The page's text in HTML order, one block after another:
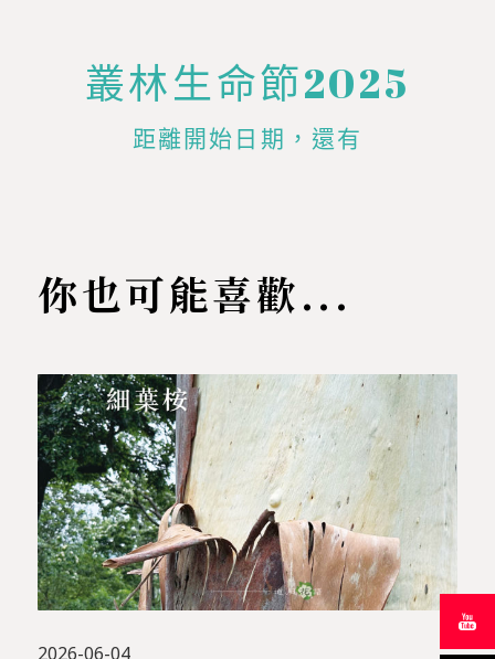
叢林生命節2025
距離開始日期，還有
你也可能喜歡...
2026-06-04